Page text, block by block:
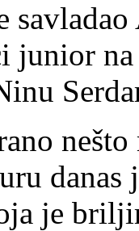
junior
nešto
danas
je